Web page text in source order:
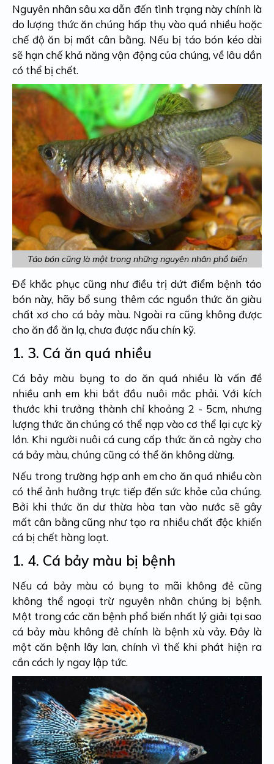
Nguyên nhân sâu xa dẫn đến tình trạng này chính là
do lượng thức ăn chúng hấp thụ vào quá nhiều hoặc
chế độ ăn bị mất cân bằng. Nếu bị táo bón kéo dài
sẽ hạn chế khả năng vận động của chúng, về lâu dần
có thể bị chết.
Táo bón cũng là một trong những nguyên nhân phổ biến
Để khắc phục cũng như điều trị dứt điểm bệnh táo
bón này, hãy bổ sung thêm các nguồn thức ăn giàu
chất xơ cho cá bảy màu. Ngoài ra cũng không được
cho ăn đồ ăn lạ, chưa được nấu chín kỹ.
1. 3. Cá ăn quá nhiều
Cá bảy màu bụng to do ăn quá nhiều là vấn đề
nhiều anh em khi bắt đầu nuôi mắc phải. Với kích
thước khi trưởng thành chỉ khoảng 2 - 5cm, nhưng
lượng thức ăn chúng có thể nạp vào cơ thể lại cực kỳ
lớn. Khi người nuôi cá cung cấp thức ăn cả ngày cho
cá bảy màu, chúng cũng có thể ăn không dừng.
Nếu trong trường hợp anh em cho ăn quá nhiều còn
có thể ảnh hưởng trực tiếp đến sức khỏe của chúng.
Bởi khi thức ăn dư thừa hòa tan vào nước sẽ gây
mất cân bằng cũng như tạo ra nhiều chất độc khiến
cá bị chết hàng loạt.
1. 4. Cá bảy màu bị bệnh
Nếu cá bảy màu có bụng to mãi không đẻ cũng
không thể ngoại trừ nguyên nhân chúng bị bệnh.
Một trong các căn bệnh phổ biến nhất lý giải tại sao
cá bảy màu không đẻchính là bệnh xù vảy. Đây là
một căn bệnh lây lan, chính vì thế khi phát hiện ra
cần cách ly ngay lập tức.